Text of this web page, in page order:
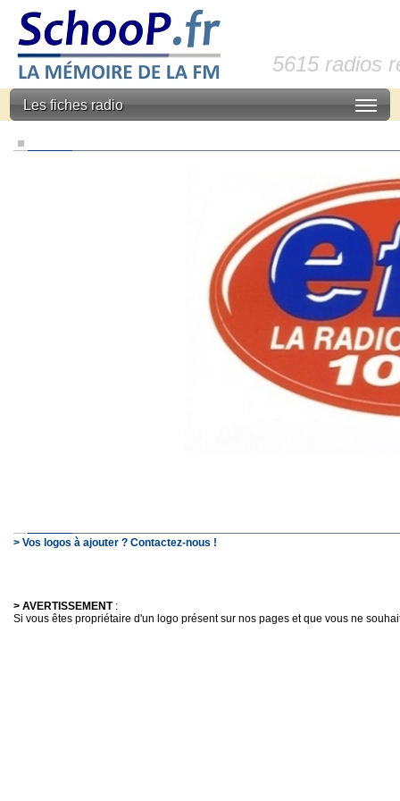
5615 radios
Les fiches radio
> Vos logos à ajouter ? Contactez-nous !
> AVERTISSEMENT:
Si vous êtes propriétaire d'un logo présent sur nos pages et que vous ne